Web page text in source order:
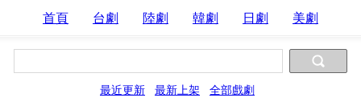
首頁 台劇 陸劇 韓劇 日劇 美劇
最近更新 最新上架 全部戲劇